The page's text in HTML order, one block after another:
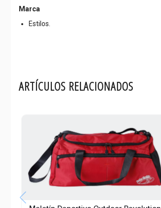
Marca
Estilos.
ARTÍCULOS RELACIONADOS